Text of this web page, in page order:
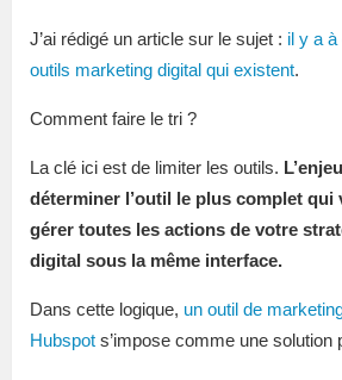
J’ai rédigé un article sur le sujet : il y a
outils marketing digital qui existent.
Comment faire le tri ?
La clé ici est de limiter les outils.
déterminer l’outil le plus complet qui
gérer toutes les actions de votre
digital sous la même interface.
Dans cette logique, un outil de
Hubspot s’impose comme une solution